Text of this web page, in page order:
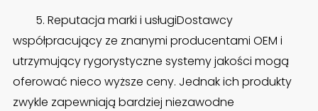
5. Reputacja marki i usługiDostawcy
współpracujący ze znanymi producentami OEM i
utrzymujący rygorystyczne systemy jakości mogą
oferować nieco wyższe ceny. Jednak ich produkty
zwykle zapewniają bardziej niezawodne